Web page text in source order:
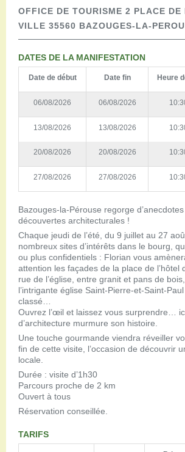
Tourisme accessible
Venir en groupe
OFFICE DE TOURISME 2 PLACE DE
VILLE 35560 BAZOUGES-LA-
DATES DE LA MANIFESTATION
Date de début Date fin Heure
06/08/2026 06/08/2026
13/08/2026 13/08/2026
20/08/2026 20/08/2026
27/08/2026 27/08/2026
Bazouges-la-Pérouse regorge
découvertes architecturales !
Chaque jeudi de l’été, du 9 juillet au 27
nombreux sites d’intérêts dans le bourg,
ou plus confidentiels : Florian vous
attention les façades de la place de l’hôtel
rue de l’église, entre granit et pans de
l’intrigante église Saint-Pierre-et-Saint-
classé…
Ouvrez l’œil et laissez vous surprendre…
d’architecture murmure son histoire.
Une touche gourmande viendra réveiller
fin de cette visite, l’occasion de découvrir
locale.
Durée : visite d’1h30
Parcours proche de 2 km
Ouvert à tous
Réservation conseillée.
TARIFS